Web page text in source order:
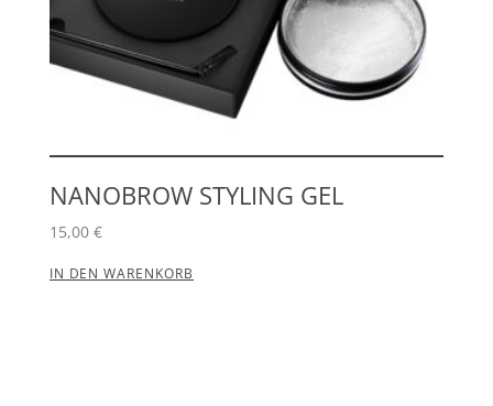
NANOBROW STYLING GEL
15,00 €
IN DEN WARENKORB